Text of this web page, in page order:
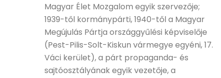
Magyar Élet Mozgalom egyik szervezője;
1939-től kormánypárti, 1940-től a Magyar
Megújulás Pártja országgyűlési képviselője
(Pest-Pilis-Solt-Kiskun vármegye egyéni, 17.
Váci kerület), a párt propaganda- és
sajtóosztályának egyik vezetője, a